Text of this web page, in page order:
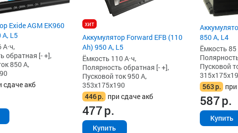
Exide AGM EK960
А, L5
А·ч,
обратная [- +],
850 А,
сдаче акб
хит
Аккумулятор Forward EFB (110
Ah) 950 А, L5
Ёмкость 110 А·ч,
Полярность обратная [- +],
Пусковой ток 950 А,
353x175x190
446р. при сдаче акб
477р.
Купить
850 А, L4
Ёмкость 85
Пусковой
563р.
587р.
Купить